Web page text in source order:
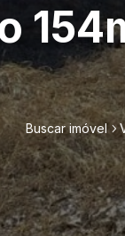
Buscar imóvel